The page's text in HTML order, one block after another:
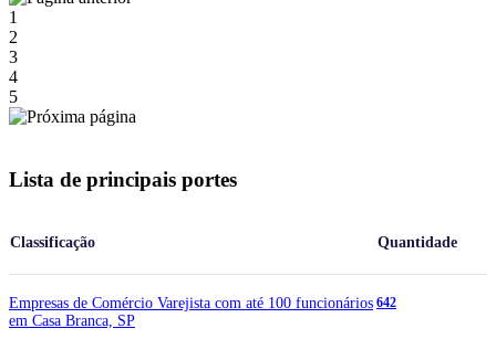
1
2
3
4
5
Lista de principais portes
Classificação Quantidade
Empresas de Comércio Varejista com até 100 funcionários
em Casa Branca, SP
642